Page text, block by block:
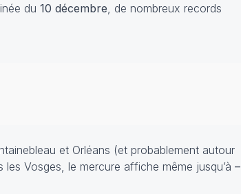
du 10 décembre, de nombreux records
et Orléans (et probablement autour
Vosges, le mercure affiche même jusqu’à –